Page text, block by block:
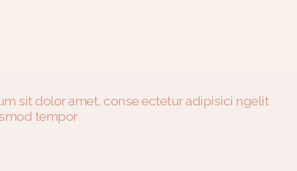
sit dolor amet, conse ectetur adipisici ngelit
tempor